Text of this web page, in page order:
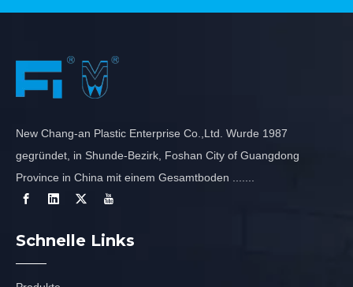
New Chang-an Plastic Enterprise Co.,Ltd. Wurde 1987
gegründet, in Shunde-Bezirk, Foshan City of Guangdong
Province in China mit einem Gesamtboden .......
Schnelle Links